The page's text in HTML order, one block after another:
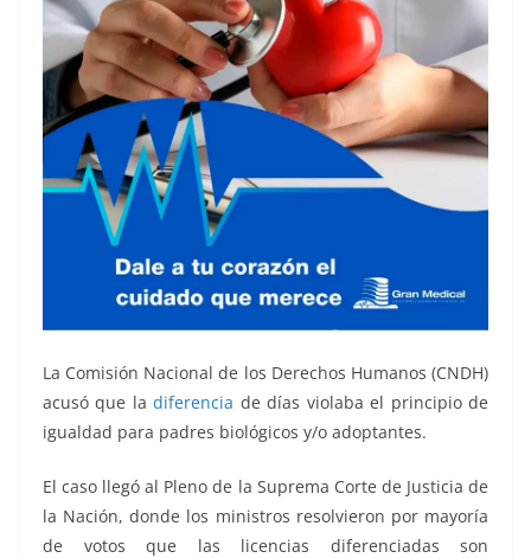
La Comisión Nacional de los Derechos Humanos (CNDH)
acusó que ladiferencia de días violaba el principio de
igualdad para padres biológicos y/o adoptantes.
El caso llegó al Pleno de la Suprema Corte de Justicia de
la Nación, donde los ministros resolvieron por mayoría
de votos que las licencias diferenciadas son